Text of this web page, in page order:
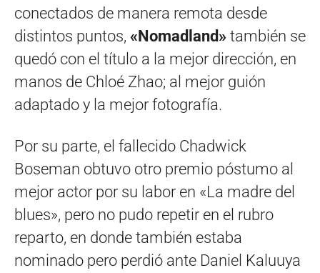
conectados de manera remota desde
distintos puntos, «Nomadland» también se
quedó con el título a la mejor dirección, en
manos de Chloé Zhao; al mejor guión
adaptado y la mejor fotografía.
Por su parte, el fallecido Chadwick
Boseman obtuvo otro premio póstumo al
mejor actor por su labor en «La madre del
blues», pero no pudo repetir en el rubro
reparto, en donde también estaba
nominado pero perdió ante Daniel Kaluuya